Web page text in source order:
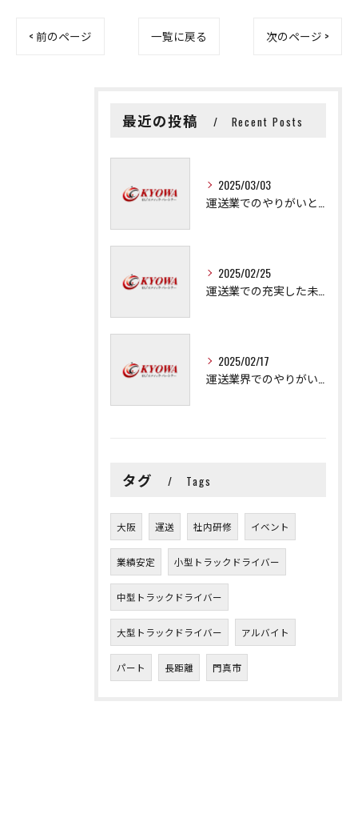
< 前のページ 一覧に戻る 次のページ >
最近の投稿 Recent Posts
2025/03/03
2025/02/25
2025/02/17
タグ Tags
大阪 運送 社内研修 イベント
業績安定 小型トラックドライバー
中型トラックドライバー
大型トラックドライバー アルバイト
パート 長距離 門真市